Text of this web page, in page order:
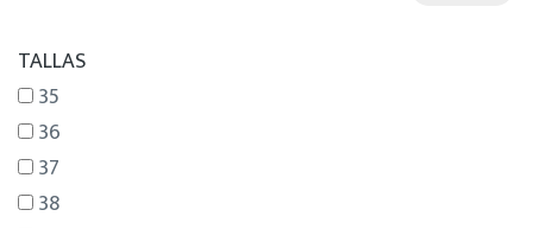
TALLAS
35
36
37
38